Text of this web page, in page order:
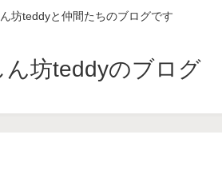
坊teddyと仲間たちのブログです
ん坊teddyのブログ